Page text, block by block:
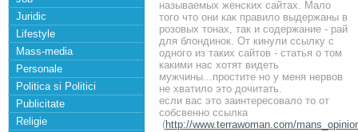
Juridic
Lifestyle
Mass-media
Personale
Politica si Politici
Publicitate
Religie
называемых женских сайтах. Мало
того что они как правило выдержаны в
розовых тонах, так и содержание - рай
для блондинок. От кинули ссылку с
одного из таких сайтов - статья о том
какими нас хотят видеть
мужчины...простите но у меня нервов
не хватило это дочитать.
если вас это заинтересовало то от
собсвенно ссылка
(http://www.terrawoman.com/